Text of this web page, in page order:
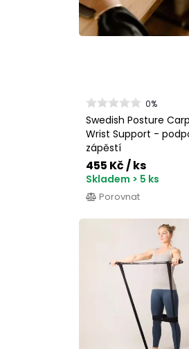
0%
Swedish Posture
Wrist Support -
zápěstí
455 Kč/ ks
Skladem > 5 ks
Porovnat